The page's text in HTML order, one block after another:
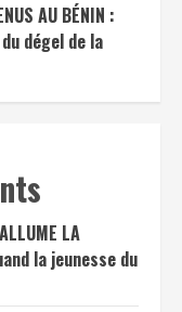
AU BÉNIN :
dégel de la
LA
la jeunesse du